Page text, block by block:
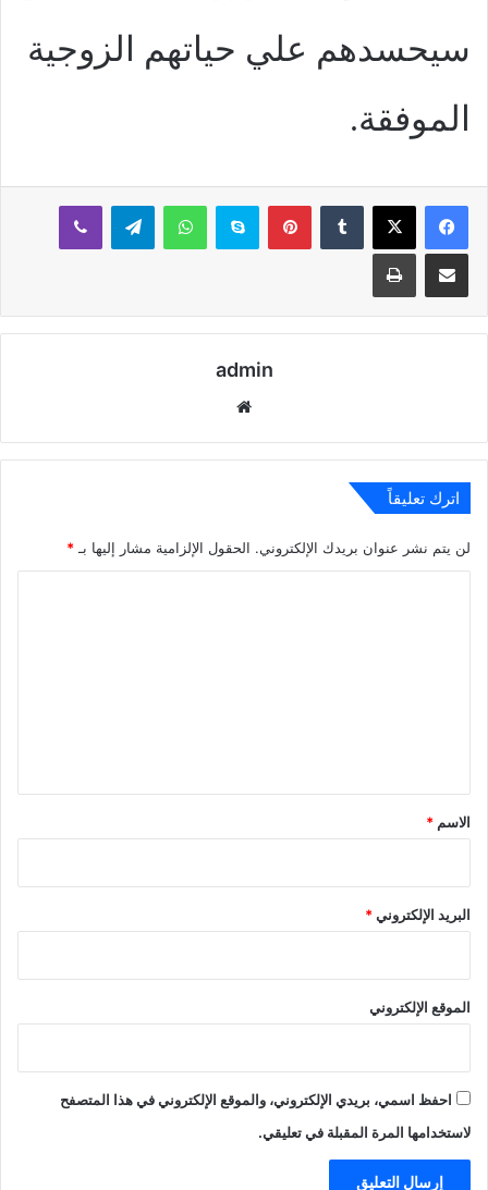
سيحسدهم علي حياتهم الزوجية
الموفقة.
بينتيريستسكايب واتساب تيلقرام ڤايبر
مشاركة عبر البريد طباعة
admin
اترك تعليقاً
لن يتم نشر عنوان بريدك الإلكتروني. الحقول الإلزامية مشار إليها بـ *
*
الاسم *
البريد الإلكتروني*
الموقع الإلكتروني
احفظ اسمي، بريدي الإلكتروني، والموقع الإلكتروني في هذا المتصفح
لاستخدامها المرة المقبلة في تعليقي.